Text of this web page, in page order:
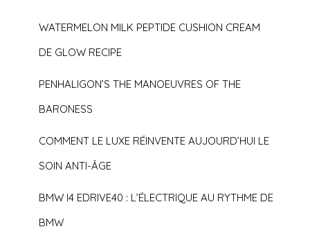
WATERMELON MILK PEPTIDE CUSHION CREAM
DE GLOW RECIPE
PENHALIGON’S THE MANOEUVRES OF THE
BARONESS
COMMENT LE LUXE RÉINVENTE AUJOURD’HUI LE
SOIN ANTI-ÂGE
BMW I4 EDRIVE40 : L’ÉLECTRIQUE AU RYTHME DE
BMW